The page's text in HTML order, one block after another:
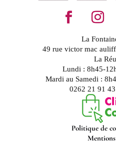
La
49 rue victor mac
La
Lundi : 8h45-
Mardi au Samedi :
0262 21 91
Politique de
Mentions